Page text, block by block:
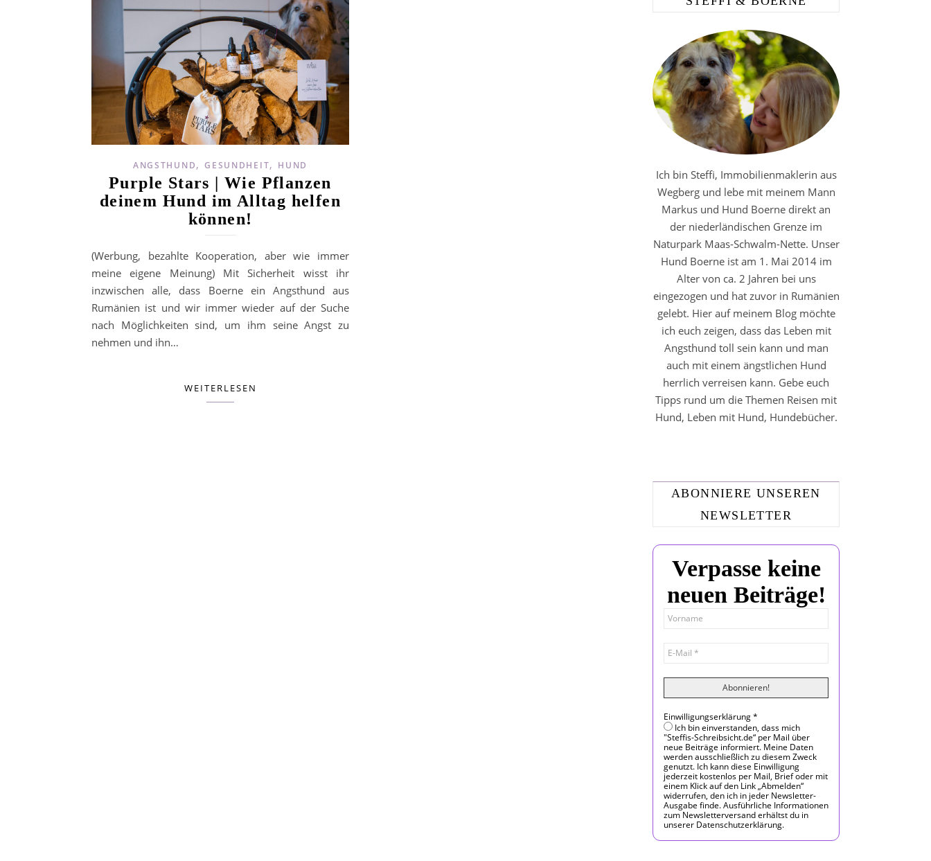
ANGSTHUND,GESUNDHEIT, HUND
Purple Stars | Wie Pflanzen
deinem Hund im Alltag helfen
können!
(Werbung, bezahlte Kooperation, aber wie immer
meine eigene Meinung) Mit Sicherheit wisst ihr
inzwischen alle, dass Boerne ein Angsthund aus
Rumänien ist und wir immer wieder auf der Suche
nach Möglichkeiten sind, um ihm seine Angst zu
nehmen und ihn…
WEITERLESEN
Ich bin Steffi, Immobilienmaklerin aus
Wegberg und lebe mit meinem Mann
Markus und Hund Boerne direkt an
der niederländischen Grenze im
Naturpark Maas-Schwalm-Nette. Unser
Hund Boerne ist am 1. Mai 2014 im
Alter von ca. 2 Jahren bei uns
eingezogen und hat zuvor in Rumänien
gelebt. Hier auf meinem Blog möchte
ich euch zeigen, dass das Leben mit
Angsthund toll sein kann und man
auch mit einem ängstlichen Hund
herrlich verreisen kann. Gebe euch
Tipps rund um die Themen Reisen mit
Hund, Leben mit Hund, Hundebücher.
ABONNIERE UNSEREN
NEWSLETTER
Verpasse keine
neuen Beiträge!
Einwilligungserklärung*
Ich bin einverstanden, dass mich
"Steffis-Schreibsicht.de“ per Mail über
neue Beiträge informiert. Meine Daten
werden ausschließlich zu diesem Zweck
genutzt. Ich kann diese Einwilligung
jederzeit kostenlos per Mail, Brief oder mit
einem Klick auf den Link „Abmelden“
widerrufen, den ich in jeder Newsletter-
Ausgabe finde. Ausführliche Informationen
zum Newsletterversand erhältst du in
unserer Datenschutzerklärung.